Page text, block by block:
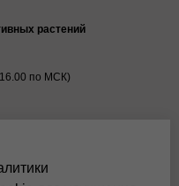
растений
по МСК)